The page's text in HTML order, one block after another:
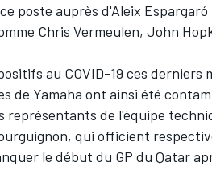
poste auprès d'Aleix Espargaró
Chris Vermeulen, John
au COVID-19 ces derniers
de Yamaha ont ainsi été
de l'équipe
qui officient
le début du GP du Qatar